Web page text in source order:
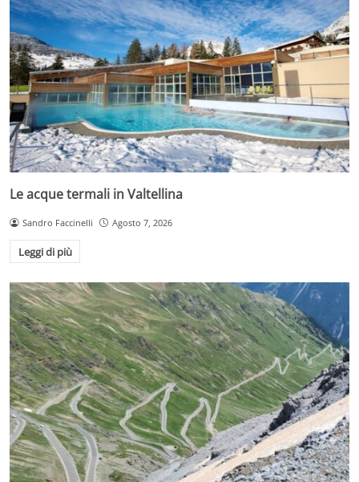
Le acque termali in Valtellina
Sandro Faccinelli Agosto 7, 2026
Leggi di più